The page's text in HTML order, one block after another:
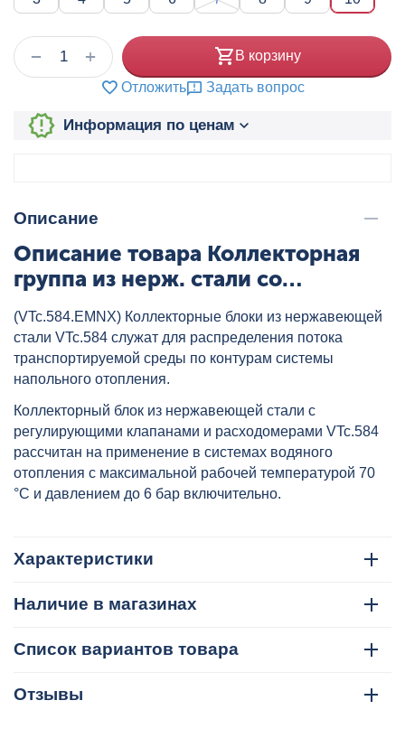
+
− В корзину
Отложить Задать вопрос
Информация по ценам
Описание
Описание товара Коллекторная
группа из нерж. стали со
расходомерами(584) 1",10x3/4",
"евроконус" VALTEC, артикул:
VTc.584.EMNX.0610
(VTc.584.EMNX) Коллекторные блоки из нержавеющей
стали VTc.584 служат для распределения потока
транспортируемой среды по контурам системы
напольного отопления.
Коллекторный блок из нержавеющей стали с
регулирующими клапанами и расходомерами VTc.584
рассчитан на применение в системах водяного
отопления с максимальной рабочей температурой 70
°C и давлением до 6 бар включительно.
Характеристики
Наличие в магазинах
Список вариантов товара
Отзывы